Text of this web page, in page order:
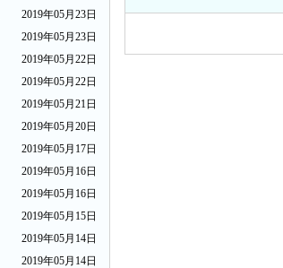
2019年05月23日
2019年05月23日
2019年05月22日
2019年05月22日
2019年05月21日
2019年05月20日
2019年05月17日
2019年05月16日
2019年05月16日
2019年05月15日
2019年05月14日
2019年05月14日